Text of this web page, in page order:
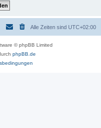
Alle Zeiten sind UTC+02:00
© phpBB Limited
phpBB.de